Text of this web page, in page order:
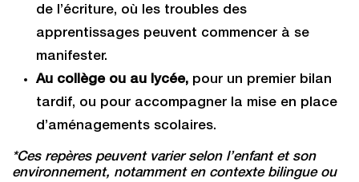
de l’écriture, où les troubles des
apprentissages peuvent commencer à se
manifester.
Au collège ou au lycée, pour un premier bilan
tardif, ou pour accompagner la mise en place
d’aménagements scolaires.
*Ces repères peuvent varier selon l’enfant et son
environnement, notamment en contexte bilingue ou